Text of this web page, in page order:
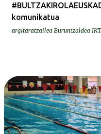
komunikatua
argitaratzailea Buruntzaldea IKT